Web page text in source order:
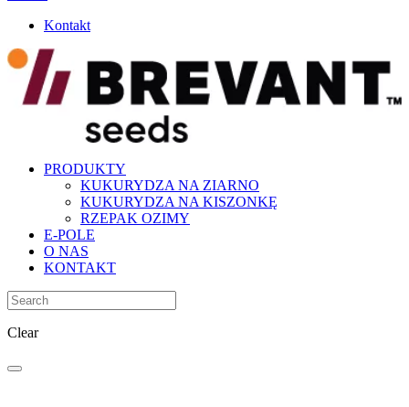
Kontakt
PRODUKTY
KUKURYDZA NA ZIARNO
KUKURYDZA NA KISZONKĘ
RZEPAK OZIMY
E-POLE
O NAS
KONTAKT
Clear